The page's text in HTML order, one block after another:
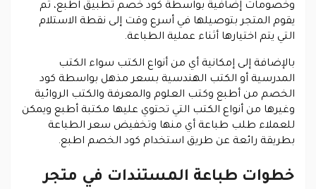
وخصومات إضافية بواسطة كود خصم تطبيق اطبع، ثم
يقوم المتجر بتوصيلها في أسرع وقت إلى نقطة الاستلام
التي يتم اختيارها أثناء عملية الطباعة.
بالإضافة إلى إمكانية أي من أنواع الكتب سواء الكتب
المدرسية أو الكتب الهندسية بسعر مذهل بواسطة كود
الخصم من أطبع وكتب العلوم والمعرفة والكتب الروائية
وغيرها من أنواع الكتب التي تحتوي عليها مكتبة أطبع ويمكن
للعملاء طلب طباعة أي منها وتخفيض سعر الطباعة
بطريقة رائعة عن طريق استخدام كود الخصم اطبع.
خطوات طباعة المستندات في متجر